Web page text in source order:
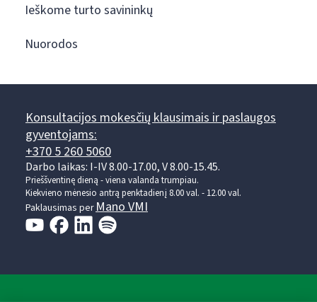
Ieškome turto savininkų
Nuorodos
Konsultacijos mokesčių klausimais ir paslaugos
gyventojams:
+370 5 260 5060
Darbo laikas: I-IV 8.00-17.00, V 8.00-15.45.
Prieššventinę dieną - viena valanda trumpiau.
Kiekvieno mėnesio antrą penktadienį 8.00 val. - 12.00 val.
Paklausimas per Mano VMI